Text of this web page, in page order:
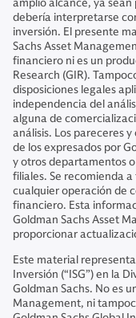
debería interpretarse
inversión. El presente
Sachs Asset
financiero ni es un
Research (GIR).
disposiciones legales
independencia del
alguna de
análisis. Los pareceres
de los expresados por
y otros departamentos o
filiales. Se recomienda
cualquier operación de
financiero. Esta
Goldman Sachs Asset
proporcionar
Este material
Inversión (“ISG”) en la
Goldman Sachs. No es
Management, ni